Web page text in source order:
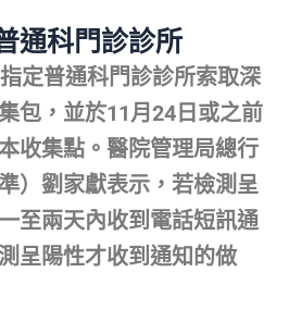
通科門診診所
定普通科門診診所索取深
包，並於11月24日或之前
收集點。醫院管理局總行
）劉家獻表示，若檢測呈
至兩天內收到電話短訊通
呈陽性才收到通知的做